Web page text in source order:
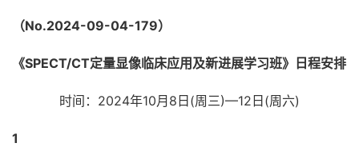
（No.2024-09-04-179）
《SPECT/CT定量显像临床应用及新进展学习班》 日程安排
时间：2024年10月8日(周三)—12日(周六)
1